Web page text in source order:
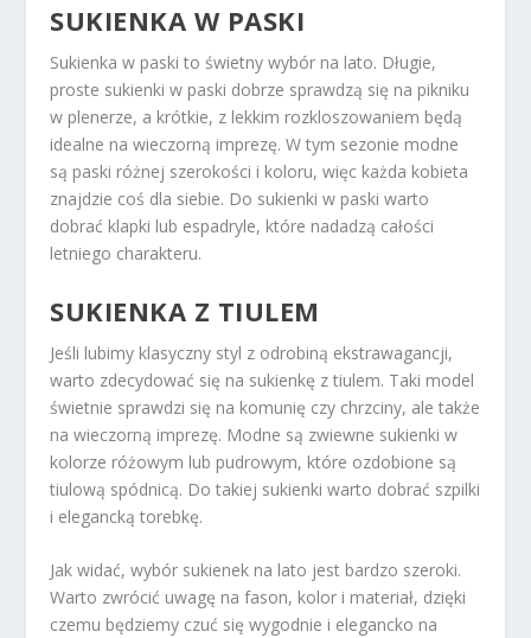
SUKIENKA W PASKI
Sukienka w paski to świetny wybór na lato. Długie,
proste sukienki w paski dobrze sprawdzą się na pikniku
w plenerze, a krótkie, z lekkim rozkloszowaniem będą
idealne na wieczorną imprezę. W tym sezonie modne
są paski różnej szerokości i koloru, więc każda kobieta
znajdzie coś dla siebie. Do sukienki w paski warto
dobrać klapki lub espadryle, które nadadzą całości
letniego charakteru.
SUKIENKA Z TIULEM
Jeśli lubimy klasyczny styl z odrobiną ekstrawagancji,
warto zdecydować się na sukienkę z tiulem. Taki model
świetnie sprawdzi się na komunię czy chrzciny, ale także
na wieczorną imprezę. Modne są zwiewne sukienki w
kolorze różowym lub pudrowym, które ozdobione są
tiulową spódnicą. Do takiej sukienki warto dobrać szpilki
i elegancką torebkę.
Jak widać, wybór sukienek na lato jest bardzo szeroki.
Warto zwrócić uwagę na fason, kolor i materiał, dzięki
czemu będziemy czuć się wygodnie i elegancko na